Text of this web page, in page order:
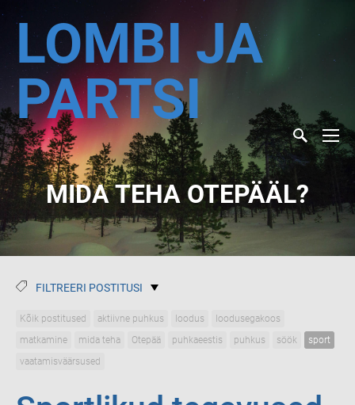
LOMBI JA
PARTSI
MIDA TEHA OTEPÄÄL?
FILTREERI POSTITUSI
Kõik postitused aktiivne puhkus loodus
loodusegakoos
matkamine
mida teha Otepää puhkaeestis puhkus söök
sport
vaatamisväärsused